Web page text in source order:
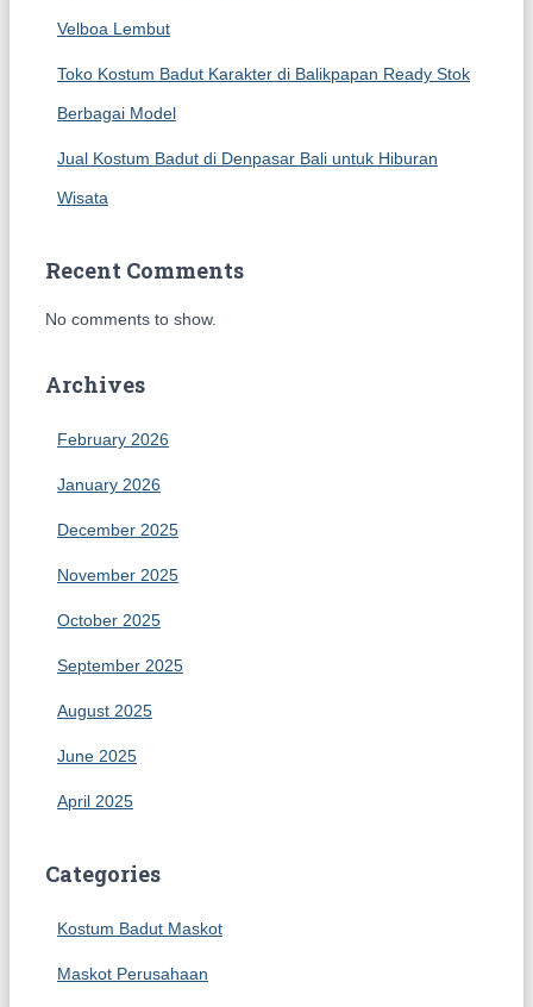
Velboa Lembut
Toko Kostum Badut Karakter di Balikpapan Ready Stok
Berbagai Model
Jual Kostum Badut di Denpasar Bali untuk Hiburan
Wisata
Recent Comments
No comments to show.
Archives
February 2026
January 2026
December 2025
November 2025
October 2025
September 2025
August 2025
June 2025
April 2025
Categories
Kostum Badut Maskot
Maskot Perusahaan